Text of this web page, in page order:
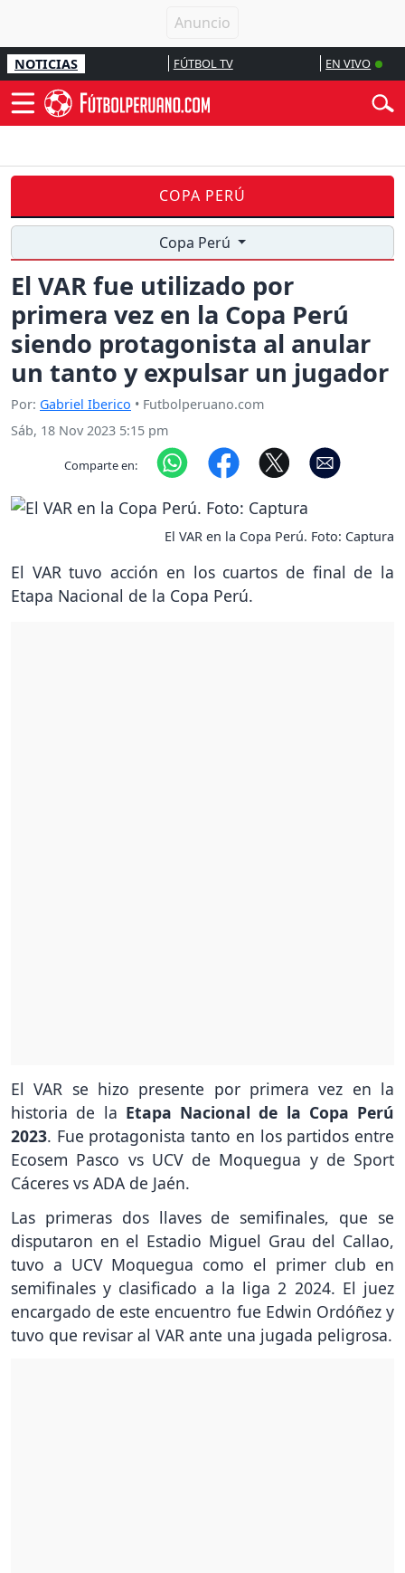
NOTICIAS FÚTBOL TV EN VIVO
COPA PERÚ
Copa Perú
El VAR fue utilizado por
primera vez en la Copa Perú
siendo protagonista al anular
un tanto y expulsar un jugador
Por: Gabriel Iberico • Futbolperuano.com
Sáb, 18 Nov 2023 5:15 pm
Comparte en:
El VAR en la Copa Perú. Foto: Captura
El VAR tuvo acción en los cuartos de final de la
Etapa Nacional de la Copa Perú.
El VAR se hizo presente por primera vez en la
historia de la Etapa Nacional de la Copa Perú
2023. Fue protagonista tanto en los partidos entre
Ecosem Pasco vs UCV de Moquegua y de Sport
Cáceres vs ADA de Jaén.
Las primeras dos llaves de semifinales, que se
disputaron en el Estadio Miguel Grau del Callao,
tuvo a UCV Moquegua como el primer club en
semifinales y clasificado a la liga 2 2024. El juez
encargado de este encuentro fue Edwin Ordóñez y
tuvo que revisar al VAR ante una jugada peligrosa.